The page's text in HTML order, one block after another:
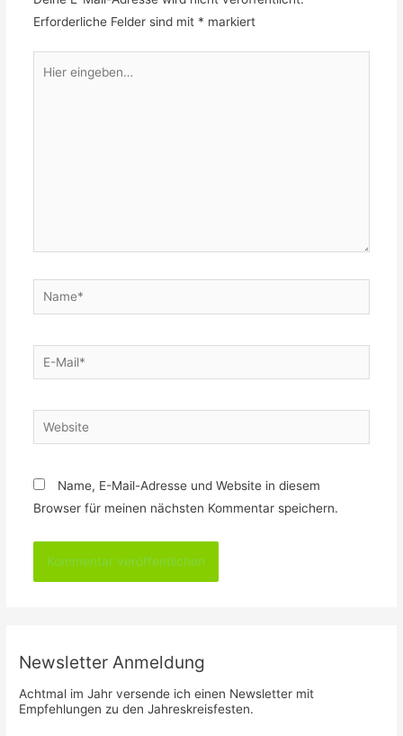
Erforderliche Felder sind mit * markiert
eingeben…
Name*
E-
Mail*
Website
Name, E-Mail-Adresse und Website in diesem
Browser für meinen nächsten Kommentar speichern.
Newsletter Anmeldung
Achtmal im Jahr versende ich einen Newsletter mit
Empfehlungen zu den Jahreskreisfesten.